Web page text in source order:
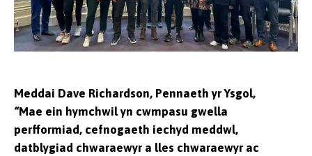
Meddai Dave Richardson, Pennaeth yr Ysgol,
“Mae ein hymchwil yn cwmpasu gwella
perfformiad, cefnogaeth iechyd meddwl,
datblygiad chwaraewyr a lles chwaraewyr ac